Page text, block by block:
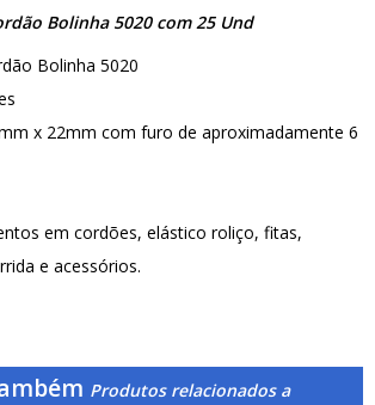
Bolinha 5020 com 25 Und
Bolinha 5020
x 22mm com furo de aproximadamente 6
em cordões, elástico roliço, fitas,
e acessórios.
Produtos relacionados a